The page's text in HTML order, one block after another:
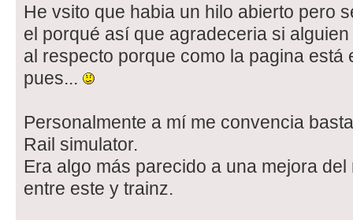
He vsito que habia un hilo abierto pero
el porqué así que agradeceria si
al respecto porque como la pagina está
pues...
Personalmente a mí me convencia
Rail simulator.
Era algo más parecido a una mejora
entre este y trainz.